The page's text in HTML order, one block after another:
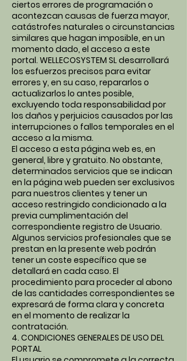
ciertos errores de programación o
acontezcan causas de fuerza mayor,
catástrofes naturales o circunstancias
similares que hagan imposible, en un
momento dado, el acceso a este
portal. WELLECOSYSTEM SL desarrollará
los esfuerzos precisos para evitar
errores y, en su caso, repararlos o
actualizarlos lo antes posible,
excluyendo toda responsabilidad por
los daños y perjuicios causados por las
interrupciones o fallos temporales en el
acceso a la misma.
El acceso a esta página web es, en
general, libre y gratuito. No obstante,
determinados servicios que se indican
en la página web pueden ser exclusivos
para nuestros clientes y tener un
acceso restringido condicionado a la
previa cumplimentación del
correspondiente registro de Usuario.
Algunos servicios profesionales que se
prestan en la presente web podrán
tener un coste específico que se
detallará en cada caso. El
procedimiento para proceder al abono
de las cantidades correspondientes se
expresará de forma clara y concreta
en el momento de realizar la
contratación.
4. CONDICIONES GENERALES DE USO DEL
PORTAL